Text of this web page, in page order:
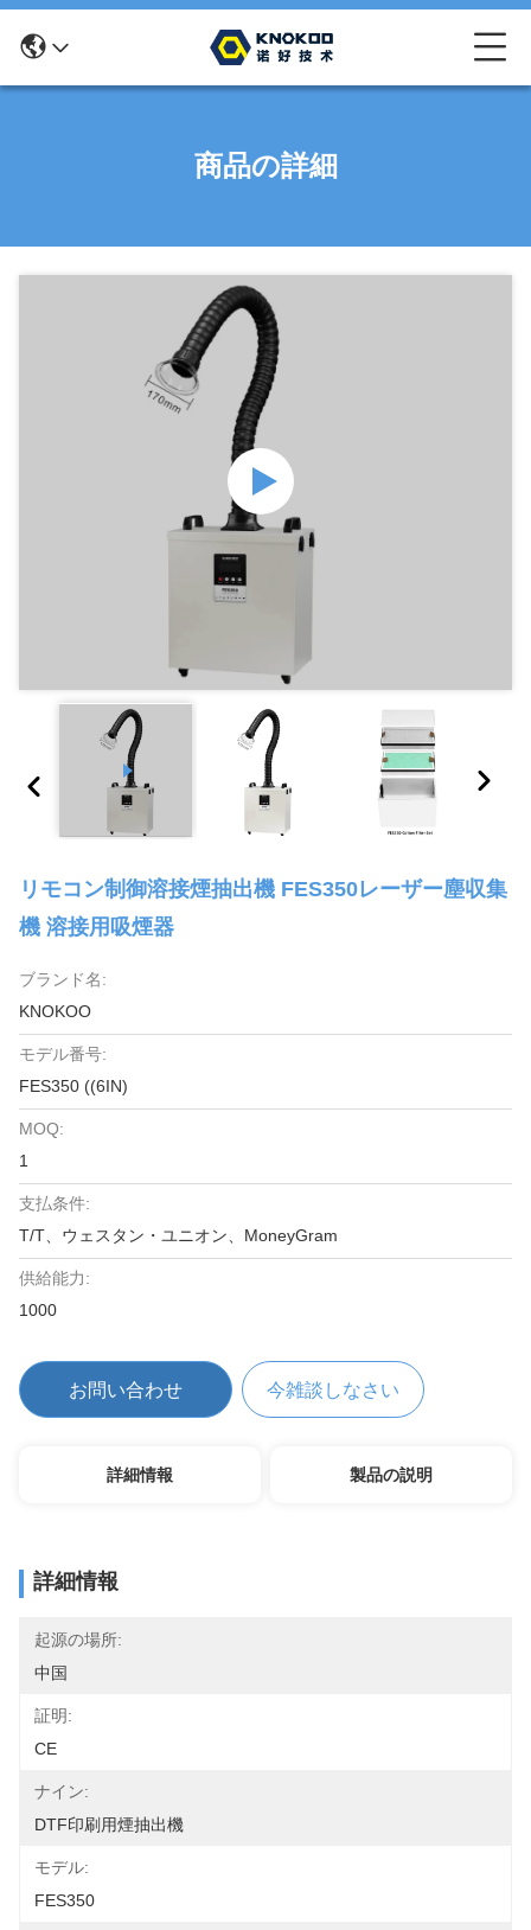
商品の詳細
リモコン制御溶接煙抽出機 FES350レーザー塵収集
機 溶接用吸煙器
ブランド名:
KNOKOO
モデル番号:
FES350 ((6IN)
MOQ:
1
支払条件:
T/T、ウェスタン・ユニオン、MoneyGram
供給能力:
1000
お問い合わせ 今雑談しなさい
詳細情報 製品の説明
詳細情報
起源の場所:
中国
証明:
CE
ナイン:
DTF印刷用煙抽出機
モデル:
FES350